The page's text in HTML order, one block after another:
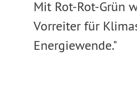
Mit Rot-Rot-Grün
Vorreiter für
Energiewende."